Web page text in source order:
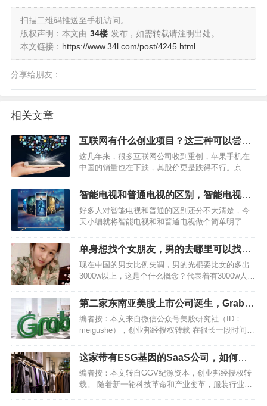
扫描二维码推送至手机访问。
版权声明：本文由 34楼 发布，如需转载请注明出处。
本文链接： https://www.34l.com/post/4245.html
分享给朋友：
相关文章
互联网有什么创业项目？这三种可以尝试
下
这几年来，很多互联网公司收到重创，苹果手机在
中国的销量也在下跌，其股价更是跌得不行。京东
后来解决了，不过还是有很大影响。互联网创业似
乎已经步入了艰难期，不过，还是有很多人一头扎
进来。在现在这个…
智能电视和普通电视的区别，智能电视好
还是普通电视好？
好多人对智能电视和普通的区别还分不大清楚，今
天小编就将智能电视和和普通电视做个简单明了的
电视可以看直播电视，也可以点播一些网络电视来
看，这个就是最大的区别。当然，有些智能电视还
有储存功能，比如，可…
单身想找个女朋友，男的去哪里可以找个
女朋友
现在中国的男女比例失调，男的光棍要比女的多出
3000w以上，这是个什么概念？代表着有3000w人是
单身想找个女朋友究竟到哪里找呢？说实话，小编
也是一名单身汉，也正在找女朋友，虽然说，我没
有找到女朋…
第二家东南亚美股上市公司诞生，Grab为
何上市即大跌？
编者按：本文来自微信公众号美股研究社（ID：
meigushe），创业邦经授权转载 在很长一段时间
团）都被外界称为造富神话。并非因为其“东南亚小
腾讯”的影子，而是其强大的游戏和电商业务支撑它
制霸…
这家带有ESG基因的SaaS公司，如何定
义未来的服装行业？
编者按：本文转自GGV纪源资本，创业邦经授权转
载。 随着新一轮科技革命和产业变革，服装行业进